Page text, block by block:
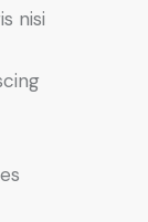
nisi